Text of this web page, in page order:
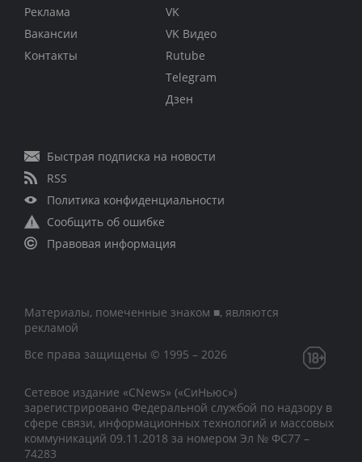
Реклама
Вакансии
Контакты
VK
VK Видео
Rutube
Telegram
Дзен
Быстрая подписка на новости
RSS
Политика конфиденциальности
Сообщить об ошибке
Правовая информация
Материалы, помеченные знаком ■, являются
рекламой
Все права защищены © 1995 – 2026
Сетевое издание «CNews» («СиНьюс»)
зарегистрировано Федеральной службой по надзору в
сфере связи, информационных технологий и массовых
коммуникаций 09.11.2018 за номером Эл № ФС77 –
74283